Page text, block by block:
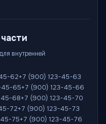
внутренней
62+7 (900) 123-45-63
45-65+7 (900) 123-45-66
45-68+7 (900) 123-45-70
72+7 (900) 123-45-73
75+7 (900) 123-45-76